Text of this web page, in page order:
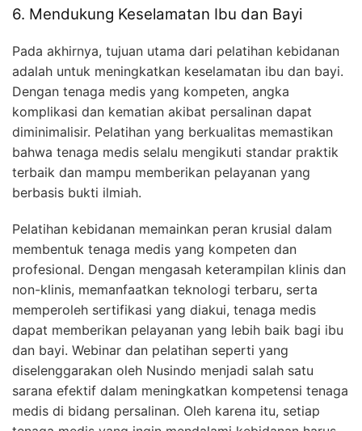
6. Mendukung Keselamatan Ibu dan Bayi
Pada akhirnya, tujuan utama dari pelatihan kebidanan
adalah untuk meningkatkan keselamatan ibu dan bayi.
Dengan tenaga medis yang kompeten, angka
komplikasi dan kematian akibat persalinan dapat
diminimalisir. Pelatihan yang berkualitas memastikan
bahwa tenaga medis selalu mengikuti standar praktik
terbaik dan mampu memberikan pelayanan yang
berbasis bukti ilmiah.
Pelatihan kebidanan memainkan peran krusial dalam
membentuk tenaga medis yang kompeten dan
profesional. Dengan mengasah keterampilan klinis dan
non-klinis, memanfaatkan teknologi terbaru, serta
memperoleh sertifikasi yang diakui, tenaga medis
dapat memberikan pelayanan yang lebih baik bagi ibu
dan bayi. Webinar dan pelatihan seperti yang
diselenggarakan oleh Nusindo menjadi salah satu
sarana efektif dalam meningkatkan kompetensi tenaga
medis di bidang persalinan. Oleh karena itu, setiap